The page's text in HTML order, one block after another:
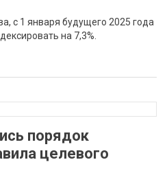
с 1 января будущего 2025 года
на 7,3%.
порядок
целевого